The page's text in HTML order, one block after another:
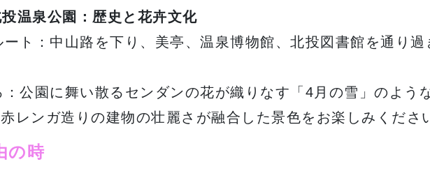
温泉公園：歴史と花卉文化
ート：中山路を下り、美亭、温泉博物館、北投図書館を通り過
公園に舞い散るセンダンの花が織りなす「4月の雪」のよう
レンガ造りの建物の壮麗さが融合した景色をお楽しみくださ
の時